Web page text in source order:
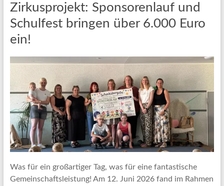
Zirkusprojekt: Sponsorenlauf und
Schulfest bringen über 6.000 Euro
ein!
Was für ein großartiger Tag, was für eine fantastische
Gemeinschaftsleistung! Am 12. Juni 2026 fand im Rahmen